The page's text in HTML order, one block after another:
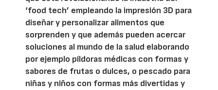
‘food tech’ empleando la impresión 3D para
diseñar y personalizar alimentos que
sorprenden y que además pueden acercar
soluciones al mundo de la salud elaborando
por ejemplo píldoras médicas con formas y
sabores de frutas o dulces, o pescado para
niñas y niños con formas más divertidas y